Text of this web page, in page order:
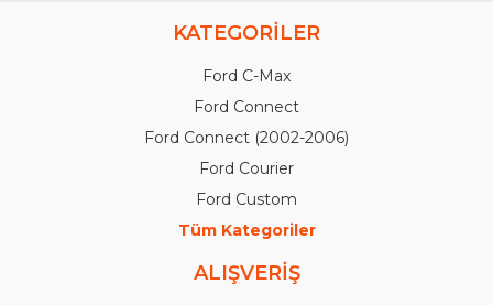
KATEGORİLER
Ford C-Max
Ford Connect
Ford Connect (2002-2006)
Ford Courier
Ford Custom
Tüm Kategoriler
ALIŞVERİŞ